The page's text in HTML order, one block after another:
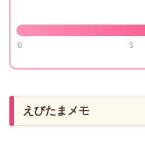
0 5
えびたまメモ